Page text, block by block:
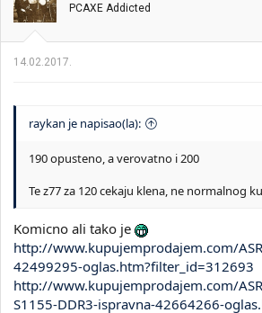
PCAXE Addicted
14.02.2017.
raykan je napisao(la):
190 opusteno, a verovatno i 200
Te z77 za 120 cekaju klena, ne normalnog
Komicno ali tako je
http://www.kupujemprodajem.com/
42499295-oglas.htm?filter_id=312693
http://www.kupujemprodajem.com/
S1155-DDR3-ispravna-42664266-